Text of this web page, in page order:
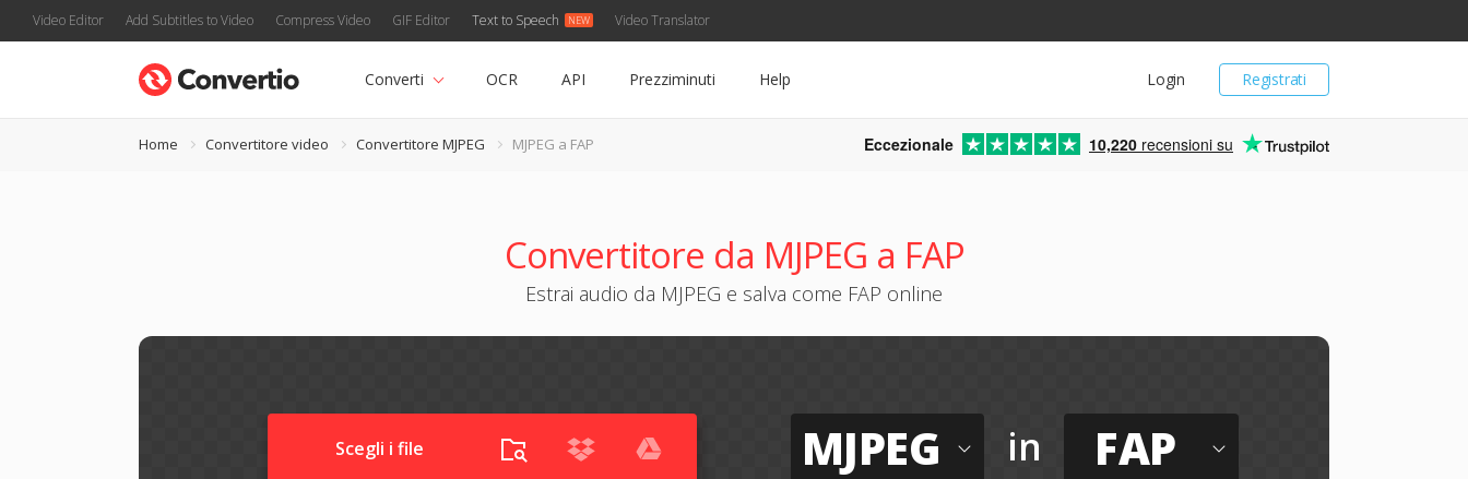
Video Editor Add Subtitles to Video Compress Video GIF Editor Text to Speech Video Translator
Registrati
Login
Converti OCR API Prezziminuti Help
Home Convertitore video Convertitore MJPEG MJPEG a FAP Eccezionale 10,220 recensioni su
Convertitore da MJPEG a FAP
Estrai audio da MJPEG e salva come FAP online
Scegli i file MJPEG in FAP